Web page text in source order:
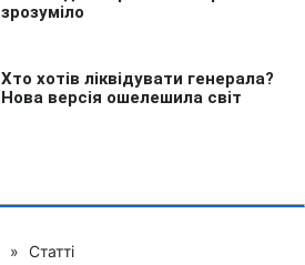
» Статті